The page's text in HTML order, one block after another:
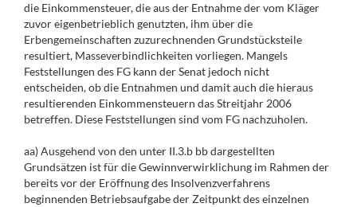
die Einkommensteuer, die aus der Entnahme der vom Kläger
zuvor eigenbetrieblich genutzten, ihm über die
Erbengemeinschaften zuzurechnenden Grundstücksteile
resultiert, Masseverbindlichkeiten vorliegen. Mangels
Feststellungen des FG kann der Senat jedoch nicht
entscheiden, ob die Entnahmen und damit auch die hieraus
resultierenden Einkommensteuern das Streitjahr 2006
betreffen. Diese Feststellungen sind vom FG nachzuholen.
aa) Ausgehend von den unter II.3.b bb dargestellten
Grundsätzen ist für die Gewinnverwirklichung im Rahmen der
bereits vor der Eröffnung des Insolvenzverfahrens
beginnenden Betriebsaufgabe der Zeitpunkt des einzelnen